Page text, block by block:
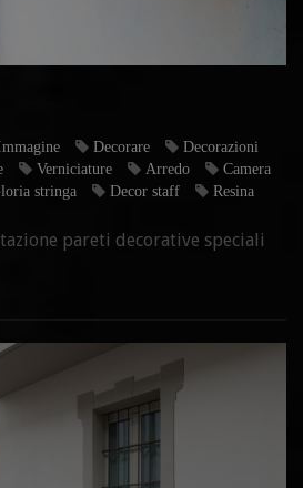
Decorare
Decorazioni
Verniciature Arredo
Camera
stringa Decor staff
Resina
pareti decorative speciali